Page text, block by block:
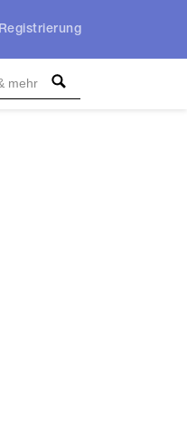
Registrierung